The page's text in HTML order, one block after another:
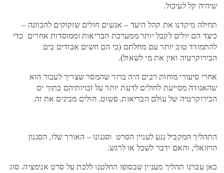
שיהיה קל לעיכול.
תחילה מיקדנו את קהל היעד – אנשים חולים שזקוקים להכוונה –
כיצד הם יולים לקבל יותר ממערכת הבריאות וממוסדות אחרים כדי
להתמודד טוב יותר עם מחלתם (כי הם חשים אבודים בים
הבירוקרטיה ואין את מי לשאול).
אחרי סיעורי מוחות רבים היה ברור שהמסר שצריך לעבור הוא
שהאגודה מסייעת לחולים לדעת יותר על זכויותיהם בתוך ים
הבירוקרטיה של עולם הבריאות. פשוט. חולים מבינים את זה.
התהליך המקביל נגע לעניין הסרט וסגנונו – האורך שלו, הסגנון
הויזואלי, והאם ידבר לשכל או לרגש.
כאן עברנו תהליך מעניין שבסופו החלטנו ללכת על סרט אנימציה. סוג